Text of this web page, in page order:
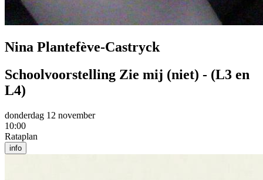
Nina Plantefève-Castryck
Schoolvoorstelling Zie mij (niet) - (L3 en
L4)
donderdag 12 november
10:00
Rataplan
info